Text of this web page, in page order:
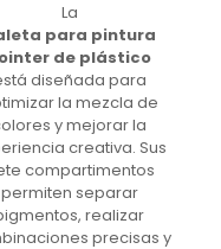
La
para pintura
de plástico
diseñada para
la mezcla de
y mejorar la
creativa. Sus
compartimentos
permiten separar
realizar
precisas y